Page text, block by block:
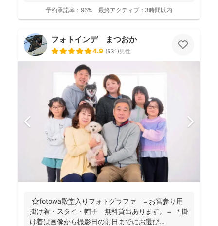
予約承諾率： 96% 最終アクティブ： 3時間以内
フォトインデ まつおか
4.9 (531)男性
⭐️fotowa殿堂入りフォトグラファ ＝お宮参り用
掛け着・スタイ・帽子 無料貸出あります。＝ ＊掛
け着は画像から撮影日の前日までにお選び...